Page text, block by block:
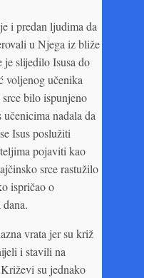
i predan ljudima da
u Njega iz bliže
slijedilo Isusa do
voljenog učenika
bilo ispunjeno
nadala da
Isus poslužiti
pojaviti kao
srce rastužilo
ispričao o
vrata jer su križ
i stavili na
su jednako